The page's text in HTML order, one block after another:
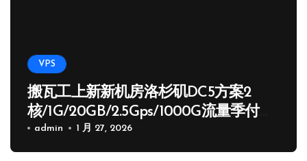
VPS
搬瓦工上新新机房洛杉矶DC5方案2
核/1G/20GB/2.5Gps/1000G流量季付
65.89 USD
admin 1 月 27, 2026